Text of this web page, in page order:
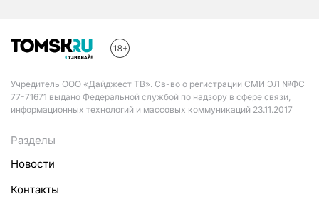
Учредитель ООО «Дайджест ТВ». Св-во о регистрации СМИ ЭЛ №ФС
77-71671 выдано Федеральной службой по надзору в сфере связи,
информационных технологий и массовых коммуникаций 23.11.2017
Разделы
Новости
Контакты